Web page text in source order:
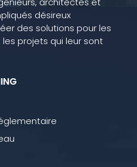
désireux
des solutions pour les
projets qui leur sont